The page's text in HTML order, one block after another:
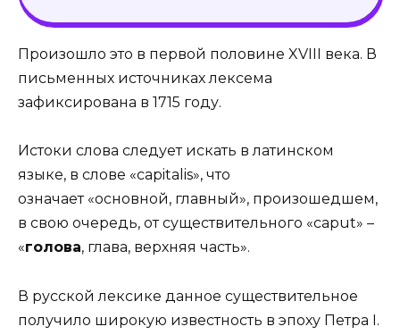
Произошло это в первой половине XVIII века. В
письменных источниках лексема
зафиксирована в 1715 году.
Истоки слова следует искать в латинском
языке, в слове «capitalis», что
означает «основной, главный», произошедшем,
в свою очередь, от существительного «caput» –
«голова, глава, верхняя часть».
В русской лексике данное существительное
получило широкую известность в эпоху Петра I.